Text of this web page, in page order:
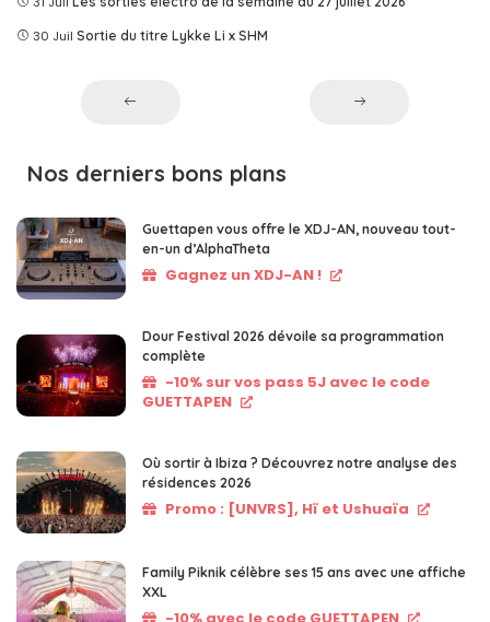
30 Juil Sortie du titre Lykke Li x SHM
Nos derniers bons plans
Guettapen vous offre le XDJ-AN, nouveau tout-
en-un d’AlphaTheta
Gagnez un XDJ-AN !
Dour Festival 2026 dévoile sa programmation
complète
-10% sur vos pass 5J avec le code
GUETTAPEN
Où sortir à Ibiza ? Découvrez notre analyse des
résidences 2026
Promo : [UNVRS], Hï et Ushuaïa
Family Piknik célèbre ses 15 ans avec une affiche
XXL